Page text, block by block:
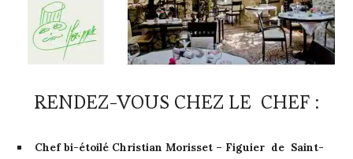
RENDEZ-VOUS CHEZ LE CHEF :
Chef bi-étoilé Christian Morisset – Figuier de Saint-